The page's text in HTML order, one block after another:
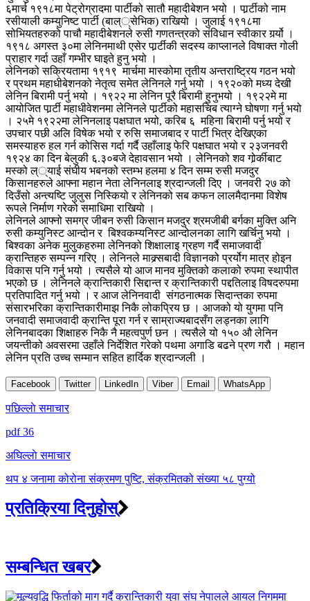
६मार्च १९१८मा पेट्रोग्रादमा पार्टीको सातौ महादीबेशन भयो । पार्र्टीको नाम
रसीयाली कम्युनिष्ट पार्टी (बाल््सेभिक) राखियो । जुलाई १९१८मा
सोभियतहरुको पाचौ महादीबेशनले रुसी गणतन्त्रको संविधान स्वीकार गर्र्यो ।
१९१८ अगस्त ३०मा लेनिनमाथी एसेर पार्र्टीकी सदस्य काप्लानले विषाक्त गोली
प्राहार गर्दा उहाँ गम्भीर घाइते हुनु भयो ।
लेनिनको सक्रियतामा १९१९ मार्चमा मास्कोमा तृतीय अन्तराष्ट्रिय गठन भयो
र प्रथम महाधीबेशनको नेतृत्व समेत लेनिनले गर्नु भयो । १९२०को मध्य देखी
लेनिन बिरामी पर्नु भयो । १९२२ मा लेनिन पूरै बिरामी हुनुभयो । १९२२मे मा
आयोजित पार्र्टी महाधीवेशनमा लेनिनले पार्र्टीको महासचिब त्याग्ने घोषणा गर्नु भयो
। २५मे १९२२मा लेनिनलाइ पक्षघात भयो, करिब ६ महिना बिरामी पर्नु भयो र
उपचार पछी अलि विषेक भयो र रुसि समाजबाद र पार्टी भित्र देखिएका
समस्याहरु हल गर्न कोसिस गर्दा गर्दै उहाँलाइ फेरि पक्षघात भयो र २३जनवरी
१९२४ का दिन बेलुकी ६.३०बजे देहावसान भयो । लेनिनको शव गोर्र्कीबाट
मस्को ल््याई संघीय भबनको स्तम्भ हलमा ४ दिन सम्म रुसी मजदुर
किसानहरुले आफ्ना महान नेता लेनिनलाइ श्रदान्जली दिए । जनवरी २७ को
दिउँसो अन्त्यष्टि जुलुस निस्कियो र लेनिनको सब कफन लालमैदानमा विशेष
रूपले निर्माण गरेको समाधिमा राखियो ।
लेनिनले आफ्नो समग्र जीबन रुसी किसान मजदुर श्रमजीबी बर्गका मुक्ति अनि
रुसी कम्युनिस्ट आन्दोन र बिश्वकम्यनिस्ट आन्दोलनका लागि खर्चिनु भयो ।
बिश्वका अनेक मुलुकहरुमा लेनिनको शिक्षालाइ ग्रहण गर्दै समाजवादी
क्रान्तिहरु सम्पन्न गरिए । लेनिनले माक्र्सबादी विज्ञानको प्रर्योग मात्र होइन
विकास पनि गर्नु भयो । त्यसैले यो आज मानव मुक्तिको कलाको रुपमा स्थापीत
भएको छ । लेनिनले क्रान्तिकारी सिद्दान्त र क्रान्तिकारी पद्दतिलाइ विषदरुपमा
प्रतिपादित गर्नु भयो । र आज लेनिनवादी संगठनात्मक सिदान्तका रुपमा
संसारभरिका क्रान्तिकारीमाझ निकै लोकप्रिय छ । आजको यो युगमा पनि
जनवादी समाजवादी क्रान्ति पूरा गर्न र साम्राज्यबादसँग लड्नका लागि
लेनिनबादका शिक्षाहरु निकै नै महत्वपुर्ण छन । त्यसैले यो १५० औ लेनिन
जयन्तीको अवसरमा उहाँले निर्देशित गरेको पथमा अगाडि बढने प्रण गरौ । महान
लेनिन प्रति उच्च सम्मान सहित हार्दिक श्रदान्जली ।
Facebook Twitter LinkedIn Viber Email WhatsApp
Post
navigation
पछिल्लाे समाचार
pdf 36
अघिल्लाे समाचार
थप ४ जनामा कोरोना संक्रमण पुष्टि, संक्रमितको संख्या ५८ पुग्यो
प्रतिक्रिया दिनुहोस्
सम्बन्धित खबर